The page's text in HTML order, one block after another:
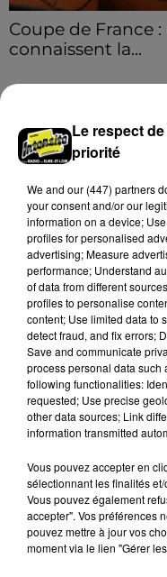
Coupe de France
connaissent la...
Centre à l'occasion
LE GRAND
Stars'Terre 2026
les ambitions
À quelques
Stars'Terre,
Château de
LES JEUX
Le respect
priorité
We and our (447) partners
your consent and/or our
information on a device;
profiles for personalised
advertising; Measure
performance; Understand
of data from different
profiles to personalise
content; Use limited data to
detect fraud, and fix errors;
Save and communicate
process personal data such
following functionalities:
requested; Use precise
other data sources; Link
information transmitted
Vous pouvez accepter en
sélectionnant les finalités
Vous pouvez également
accepter". Vos préférences
pouvez mettre à jour vos
moment via le lien "Gérer